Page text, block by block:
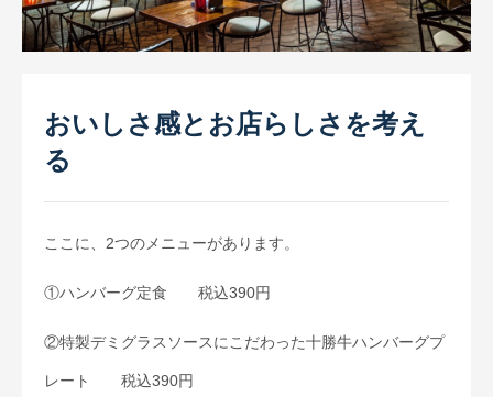
お取引先インタビュー
代表あいさつ
会社沿革
おいしさ感とお店らしさを考え
る
ここに、2つのメニューがあります。
①ハンバーグ定食 税込390円
②特製デミグラスソースにこだわった十勝牛ハンバーグプ
レート 税込390円